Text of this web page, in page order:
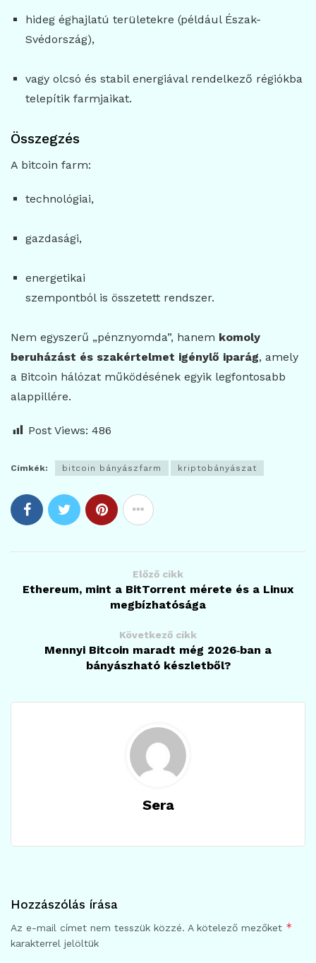
hideg éghajlatú területekre (például Észak-
Svédország),
vagy olcsó és stabil energiával rendelkező régiókba
telepítik farmjaikat.
Összegzés
A bitcoin farm:
technológiai,
gazdasági,
energetikai
szempontból is összetett rendszer.
Nem egyszerű „pénznyomda”, hanem komoly
beruházást és szakértelmet igénylő iparág, amely
a Bitcoin hálózat működésének egyik legfontosabb
alappillére.
Post Views: 486
Címkék: bitcoin bányászfarm kriptobányászat
Előző cikk
Ethereum, mint a BitTorrent mérete és a Linux
megbízhatósága
Következő cikk
Mennyi Bitcoin maradt még 2026‑ban a
bányászható készletből?
Sera
Hozzászólás írása
Az e-mail címet nem tesszük közzé. A kötelező mezőket *
karakterrel jelöltük